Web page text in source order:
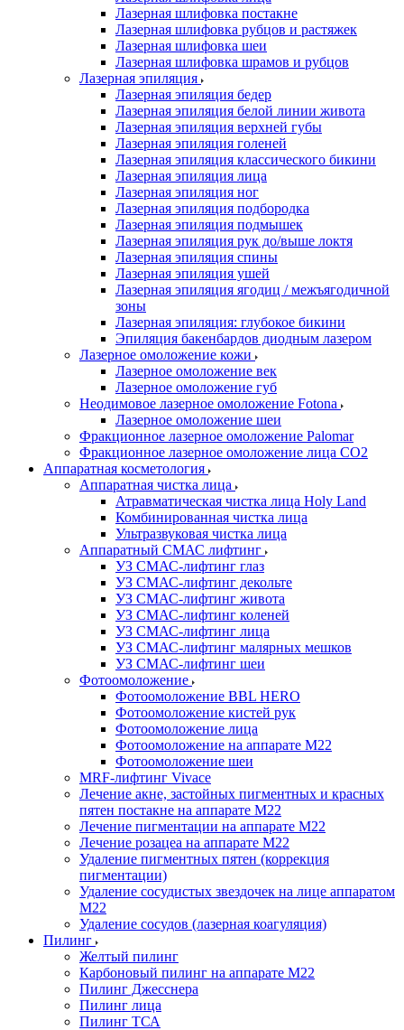
Лазерная шлифовка постакне
Лазерная шлифовка рубцов и растяжек
Лазерная шлифовка шеи
Лазерная шлифовка шрамов и рубцов
Лазерная эпиляция
Лазерная эпиляция бедер
Лазерная эпиляция белой линии живота
Лазерная эпиляция верхней губы
Лазерная эпиляция голеней
Лазерная эпиляция классического бикини
Лазерная эпиляция лица
Лазерная эпиляция ног
Лазерная эпиляция подбородка
Лазерная эпиляция подмышек
Лазерная эпиляция рук до/выше локтя
Лазерная эпиляция спины
Лазерная эпиляция ушей
Лазерная эпиляция ягодиц / межъягодичной
зоны
Лазерная эпиляция: глубокое бикини
Эпиляция бакенбардов диодным лазером
Лазерное омоложение кожи
Лазерное омоложение век
Лазерное омоложение губ
Неодимовое лазерное омоложение Fotona
Лазерное омоложение шеи
Фракционное лазерное омоложение Palomar
Фракционное лазерное омоложение лица СО2
Аппаратная косметология
Аппаратная чистка лица
Атравматическая чистка лица Holy Land
Комбинированная чистка лица
Ультразвуковая чистка лица
Аппаратный СМАС лифтинг
УЗ СМАС-лифтинг глаз
УЗ СМАС-лифтинг декольте
УЗ СМАС-лифтинг живота
УЗ СМАС-лифтинг коленей
УЗ СМАС-лифтинг лица
УЗ СМАС-лифтинг малярных мешков
УЗ СМАС-лифтинг шеи
Фотоомоложение
Фотоомоложение BBL HERO
Фотоомоложение кистей рук
Фотоомоложение лица
Фотоомоложение на аппарате M22
Фотоомоложение шеи
MRF-лифтинг Vivace
Лечение акне, застойных пигментных и красных
пятен постакне на аппарате М22
Лечение пигментации на аппарате М22
Лечение розацеа на аппарате M22
Удаление пигментных пятен (коррекция
пигментации)
Удаление сосудистых звездочек на лице аппаратом
М22
Удаление сосудов (лазерная коагуляция)
Пилинг
Желтый пилинг
Карбоновый пилинг на аппарате M22
Пилинг Джесснера
Пилинг лица
Пилинг ТСА